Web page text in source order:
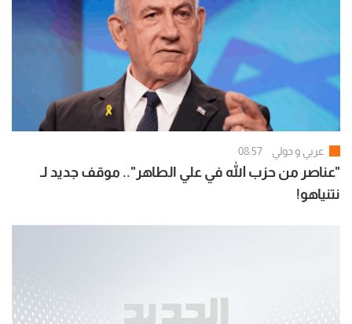
عربي و دولي 08:57
"عناصر من حزب الله في علي الطاهر".. موقف جديد لـ
نتنياهو!